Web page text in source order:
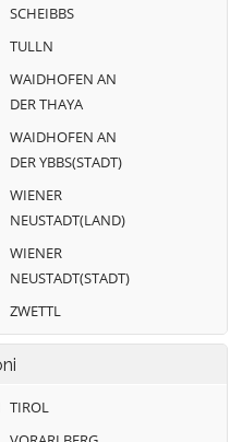
SCHEIBBS
TULLN
WAIDHOFEN AN
DER THAYA
WAIDHOFEN AN
DER YBBS(STADT)
WIENER
NEUSTADT(LAND)
WIENER
NEUSTADT(STADT)
ZWETTL
TIROL